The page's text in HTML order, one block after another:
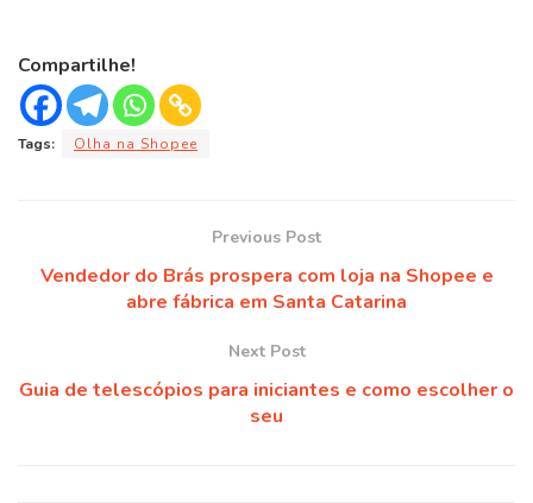
Compartilhe!
Tags: Olha na Shopee
Previous Post
Vendedor do Brás prospera com loja na Shopee e
abre fábrica em Santa Catarina
Next Post
Guia de telescópios para iniciantes e como escolher o
seu